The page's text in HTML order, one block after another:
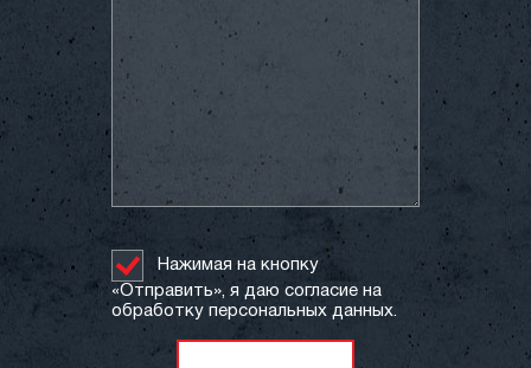
Нажимая на кнопку
«Отправить», я даю согласие на
обработку персональных данных.